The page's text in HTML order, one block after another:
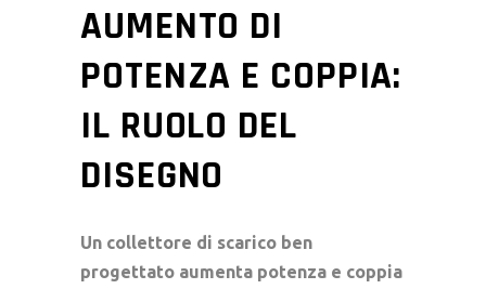
AUMENTO DI
POTENZA E COPPIA:
IL RUOLO DEL
DISEGNO
Un collettore di scarico ben
progettato aumenta potenza e coppia